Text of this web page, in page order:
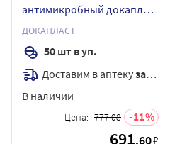
антимикробный докапласт
5х7 см 50 шт./с
мирамистином
ДОКАПЛАСТ
50 шт в уп.
Доставим в аптекузавтра
В наличии
Цена: 777.08 11
691.60₽